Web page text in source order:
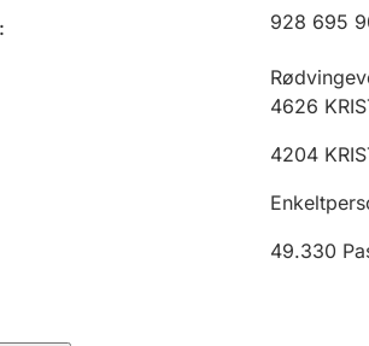
928 695
4626
4204
49.330